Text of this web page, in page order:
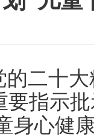
二十
指示
身心健